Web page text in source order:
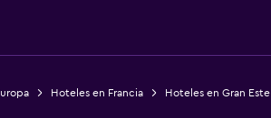
Hoteles en Francia Hoteles en Gran Este